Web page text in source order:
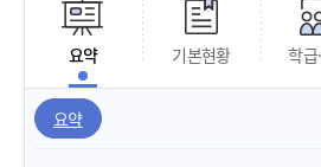
요약 기본현황 학급
요약